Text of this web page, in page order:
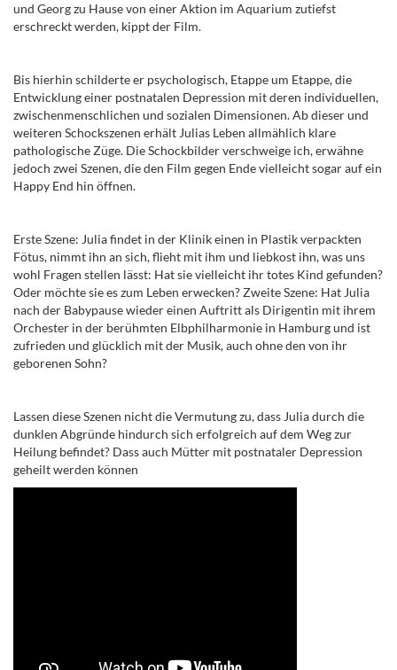
und Georg zu Hause von einer Aktion im Aquarium zutiefst
erschreckt werden, kippt der Film.
Bis hierhin schilderte er psychologisch, Etappe um Etappe, die
Entwicklung einer postnatalen Depression mit deren individuellen,
zwischenmenschlichen und sozialen Dimensionen. Ab dieser und
weiteren Schockszenen erhält Julias Leben allmählich klare
pathologische Züge. Die Schockbilder verschweige ich, erwähne
jedoch zwei Szenen, die den Film gegen Ende vielleicht sogar auf ein
Happy End hin öffnen.
Erste Szene: Julia findet in der Klinik einen in Plastik verpackten
Fötus, nimmt ihn an sich, flieht mit ihm und liebkost ihn, was uns
wohl Fragen stellen lässt: Hat sie vielleicht ihr totes Kind gefunden?
Oder möchte sie es zum Leben erwecken? Zweite Szene: Hat Julia
nach der Babypause wieder einen Auftritt als Dirigentin mit ihrem
Orchester in der berühmten Elbphilharmonie in Hamburg und ist
zufrieden und glücklich mit der Musik, auch ohne den von ihr
geborenen Sohn?
Lassen diese Szenen nicht die Vermutung zu, dass Julia durch die
dunklen Abgründe hindurch sich erfolgreich auf dem Weg zur
Heilung befindet? Dass auch Mütter mit postnataler Depression
geheilt werden können